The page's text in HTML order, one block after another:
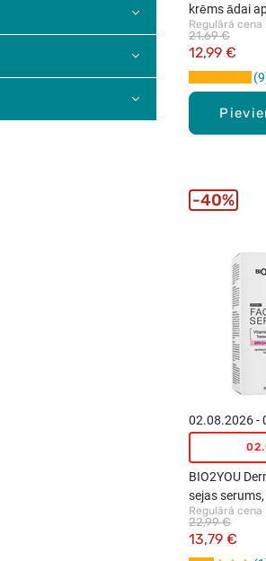
krēms ādai
Regulārā cena
12,99 €
21,69 €
9
02.08.2026 -
BIO2YOU
sejas serums,
Regulārā cena
13,79 €
22,99 €
40%